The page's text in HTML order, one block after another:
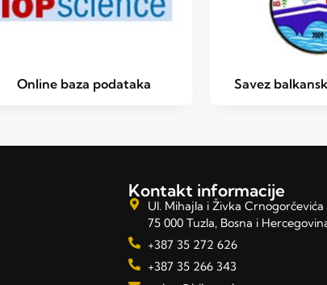
Online baza podataka Savez
Kontakt informacije
Ul. Mihajla i Živka Crnogorčevića
75 000 Tuzla, Bosna i
+387 35 272 626
+387 35 266 343